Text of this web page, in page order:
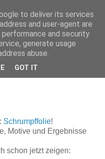
Schrumpffolie!
Motive und Ergebnisse
schon jetzt zeigen:
to deliver its services
and user-agent are
and security
generate usage
abuse.
GOT IT